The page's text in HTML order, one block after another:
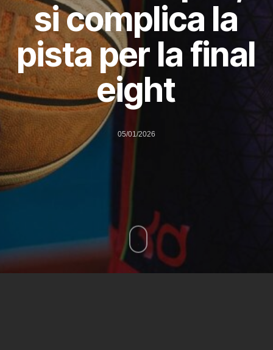
si complica la
pista per la final
eight
05/01/2026